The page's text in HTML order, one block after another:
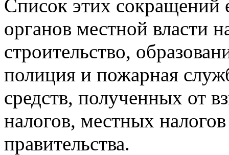
Список этих сокращений
органов местной власти
строительство,
полиция и пожарная
средств, полученных от
налогов, местных
правительства.